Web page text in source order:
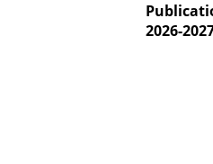
2026-